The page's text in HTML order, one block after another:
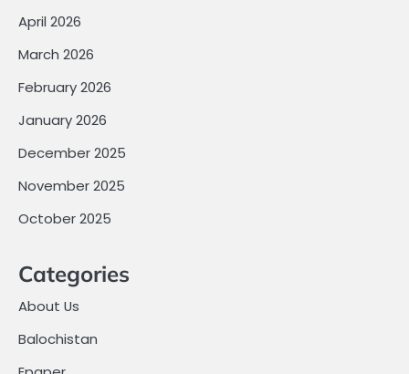
April 2026
March 2026
February 2026
January 2026
December 2025
November 2025
October 2025
Categories
About Us
Balochistan